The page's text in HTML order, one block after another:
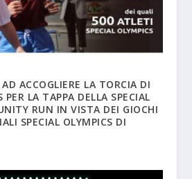
ACCOGLIERE LA TORCIA DI
PER LA TAPPA DELLA SPECIAL
RUN IN VISTA DEI GIOCHI
SPECIAL OLYMPICS DI